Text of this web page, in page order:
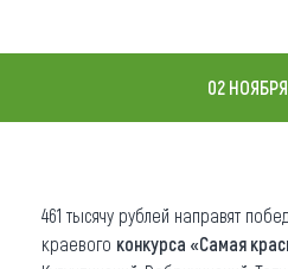
Карта
Что привезти
02
461 тысячу рублей направят
краевого конкурса «Самая